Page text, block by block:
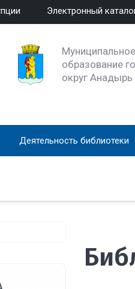
Электронный
Муниципальное
образование
округ Анадырь
Деятельность библиотеки